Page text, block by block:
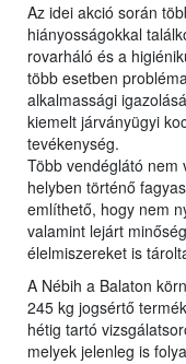
Az idei akció során
hiányosságokkal
rovarháló és a
több esetben
alkalmassági
kiemelt járványügyi
tevékenység.
Több vendéglátó nem
helyben történő
említhető, hogy nem
valamint lejárt
élelmiszereket is
A Nébih a Balaton
245 kg jogsértő
hétig tartó
melyek jelenleg is